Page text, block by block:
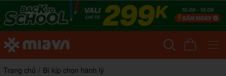
Trang chủ / Bí kíp chọn hành lý